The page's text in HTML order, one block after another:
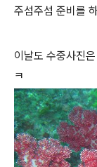
주섬주섬 준비를
이날도 수중사진
ㅋ